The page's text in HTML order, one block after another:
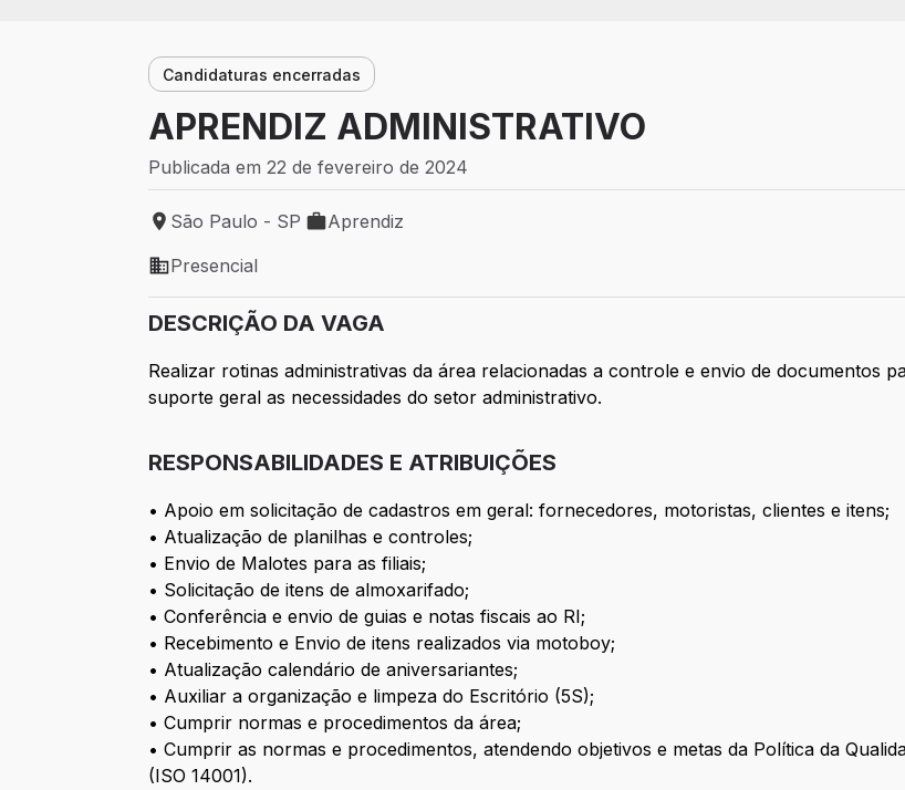
Candidaturas encerradas
APRENDIZ ADMINISTRATIVO
Publicada em 22 de fevereiro de 2024
Local de trabalho: São Paulo - SP
São Paulo - SP
Tipo de vaga: Aprendiz
Aprendiz
Modelo de trabalho: Presencial
Presencial
DESCRIÇÃO DA VAGA
Realizar rotinas administrativas da área relacionadas a controle e envio de documentos
suporte geral as necessidades do setor administrativo.
RESPONSABILIDADES E ATRIBUIÇÕES
• Apoio em solicitação de cadastros em geral: fornecedores, motoristas, clientes e itens;
• Atualização de planilhas e controles;
• Envio de Malotes para as filiais;
• Solicitação de itens de almoxarifado;
• Conferência e envio de guias e notas fiscais ao RI;
• Recebimento e Envio de itens realizados via motoboy;
• Atualização calendário de aniversariantes;
• Auxiliar a organização e limpeza do Escritório (5S);
• Cumprir normas e procedimentos da área;
• Cumprir as normas e procedimentos, atendendo objetivos e metas da Política da
(ISO 14001).